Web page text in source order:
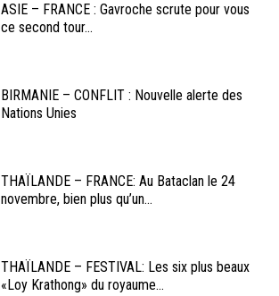
ASIE – FRANCE : Gavroche scrute pour vous
ce second tour...
BIRMANIE – CONFLIT : Nouvelle alerte des
Nations Unies
THAÏLANDE – FRANCE: Au Bataclan le 24
novembre, bien plus qu’un...
THAÏLANDE – FESTIVAL: Les six plus beaux
«Loy Krathong» du royaume...